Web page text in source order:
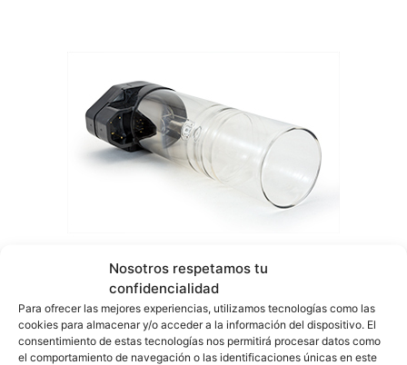
Nosotros respetamos tu
confidencialidad
Para ofrecer las mejores experiencias, utilizamos tecnologías como las
cookies para almacenar y/o acceder a la información del dispositivo. El
consentimiento de estas tecnologías nos permitirá procesar datos como
el comportamiento de navegación o las identificaciones únicas en este
Fungible AA,Fungible de técnicas analíticas,
INDUSTRIA
Glass Expansion